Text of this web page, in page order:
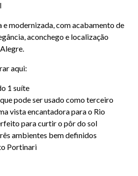
modernizada, com acabamento de
aconchego e localização
aqui:
1 suíte
pode ser usado como terceiro
vista encantadora para o Rio
para curtir o pôr do sol
ambientes bem definidos
Portinari